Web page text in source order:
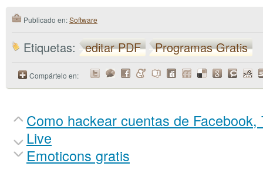
Publicado en:Software
Etiquetas: editar PDF Programas Gratis
Compártelo en:
Como hackear cuentas de
Live
Emoticons gratis